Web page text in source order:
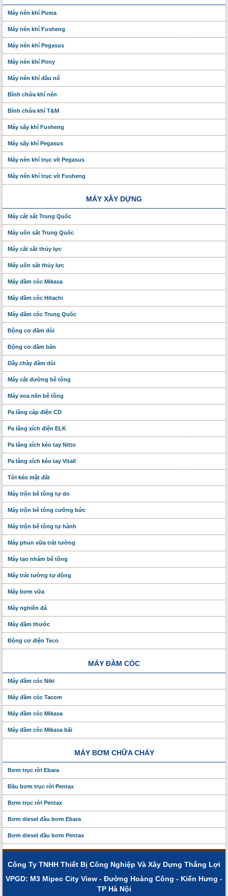
Máy nén khí Puma
Máy nén khí Fusheng
Máy nén khí Pegasus
Máy nén khí Pony
Máy nén khí đầu nổ
Bình chứa khí nén
Bình chứa khí T&M
Máy sấy khí Fusheng
Máy sấy khí Pegasus
Máy nén khí trục vít Pegasus
Máy nén khí trục vít Fusheng
MÁY XÂY DỰNG
Máy cắt sắt Trung Quốc
Máy uốn sắt Trung Quốc
Máy cắt sắt thủy lực
Máy uốn sắt thủy lực
Máy đầm cóc Mikasa
Máy đầm cóc Hitachi
Máy đầm cóc Trung Quốc
Động cơ đầm dùi
Động cơ đầm bàn
Dây chày đầm dùi
Máy cắt đường bê tông
Máy xoa nền bê tông
Pa lăng cáp điện CD
Pa lăng xích điện ELK
Pa lăng xích kéo tay Nitto
Pa lăng xích kéo tay Vitall
Tời kéo mặt đất
Máy trộn bê tông tự do
Máy trộn bê tông cưỡng bức
Máy trộn bê tông tự hành
Máy phun vữa trát tường
Máy tạo nhám bê tông
Máy trát tường tự động
Máy bơm vữa
Máy nghiền đá
Máy đầm thước
Động cơ điện Teco
MÁY ĐẦM CÓC
Máy đầm cóc Niki
Máy đầm cóc Tacom
Máy đầm cóc Mikasa
Máy đầm cóc Mikasa bãi
MÁY BƠM CHỮA CHÁY
Bơm trục rời Ebara
Đầu bơm trục rời Pentax
Bơm trục rời Pentax
Bơm diesel đầu bơm Ebara
Bơm diesel đầu bơm Pentax
Công Ty TNHH Thiết Bị Công Nghiệp Và Xây Dựng Thắng Lợi
VPGD: M3 Mipec City View - Đường Hoàng Công - Kiến Hưng -
TP Hà Nội